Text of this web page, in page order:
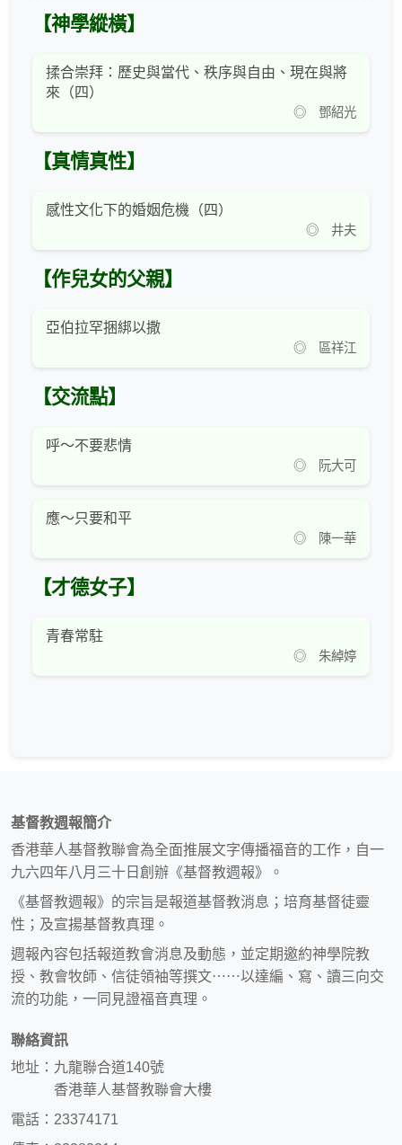
【神學縱橫】
揉合崇拜：歷史與當代、秩序與自由、現在與將
來（四）
◎ 鄧紹光
【真情真性】
感性文化下的婚姻危機（四）
◎ 井夫
【作兒女的父親】
亞伯拉罕捆綁以撒
◎ 區祥江
【交流點】
呼～不要悲情
◎ 阮大可
應～只要和平
◎ 陳一華
【才德女子】
青春常駐
◎ 朱綽婷
基督教週報簡介
香港華人基督教聯會為全面推展文字傳播福音的工作，自一
九六四年八月三十日創辦《基督教週報》。
《基督教週報》的宗旨是報道基督教消息；培育基督徒靈
性；及宣揚基督教真理。
週報內容包括報道教會消息及動態，並定期邀約神學院教
授、教會牧師、信徒領袖等撰文⋯⋯以達編、寫、讀三向交
流的功能，一同見證福音真理。
聯絡資訊
地址：九龍聯合道140號
香港華人基督教聯會大樓
電話：23374171